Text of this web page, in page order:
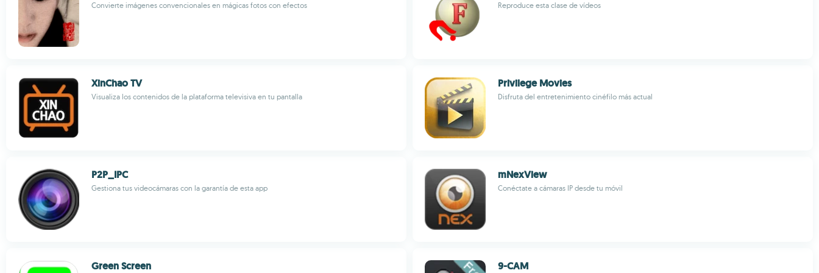
Convierte imágenes convencionales en mágicas fotos con efectos Reproduce esta clase de vídeos
XinChao TV
Visualiza los contenidos de la plataforma televisiva en tu pantalla
Privilege Movies
Disfruta del entretenimiento cinéfilo más actual
P2P_IPC
Gestiona tus videocámaras con la garantía de esta app
mNexView
Conéctate a cámaras IP desde tu móvil
Green Screen 9-CAM